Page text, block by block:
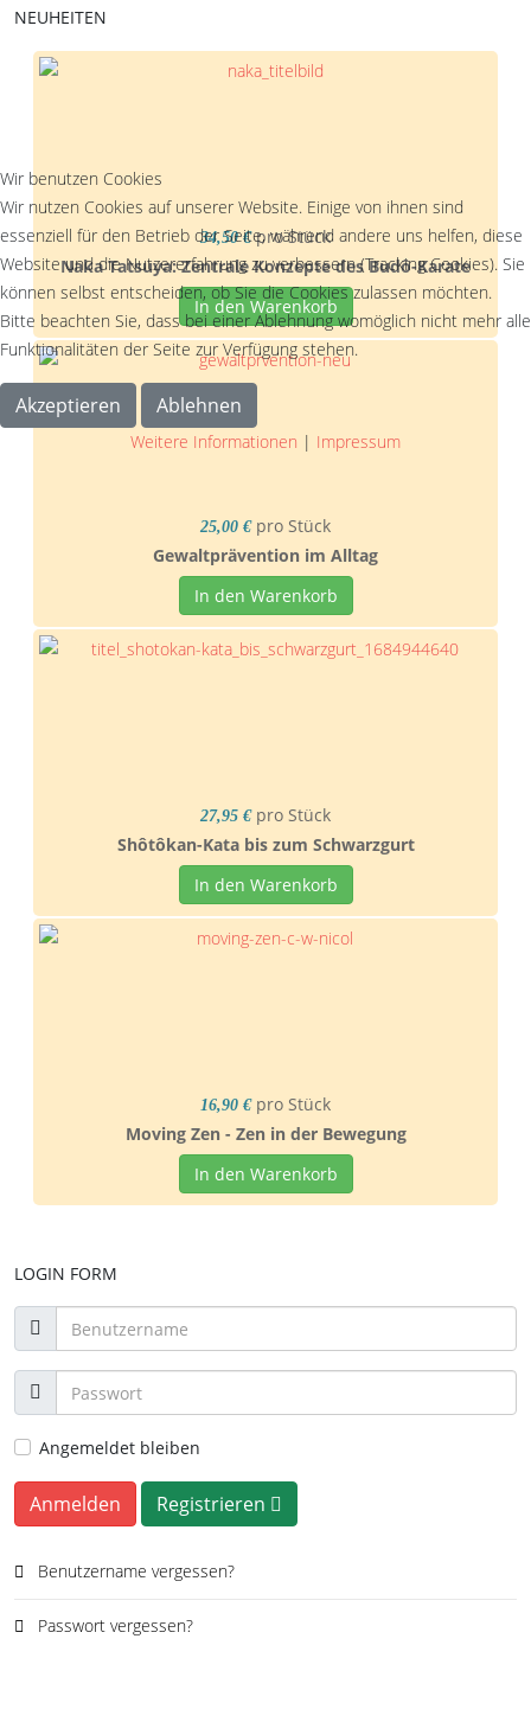
NEUHEITEN
34,50 € pro Stück
Naka Tatsuya: Zentrale Konzepte des Budô-Karate
In den Warenkorb
25,00 € pro Stück
Gewaltprävention im Alltag
In den Warenkorb
27,95 € pro Stück
Shôtôkan-Kata bis zum Schwarzgurt
In den Warenkorb
16,90 € pro Stück
Moving Zen - Zen in der Bewegung
In den Warenkorb
LOGIN FORM
Angemeldet bleiben
Anmelden Registrieren
Benutzername vergessen?
Passwort vergessen?
Wir benutzen Cookies
Wir nutzen Cookies auf unserer Website. Einige von ihnen sind
essenziell für den Betrieb der Seite, während andere uns helfen, diese
Website und die Nutzererfahrung zu verbessern (Tracking Cookies). Sie
können selbst entscheiden, ob Sie die Cookies zulassen möchten.
Bitte beachten Sie, dass bei einer Ablehnung womöglich nicht mehr alle
Funktionalitäten der Seite zur Verfügung stehen.
Akzeptieren Ablehnen
Weitere Informationen | Impressum